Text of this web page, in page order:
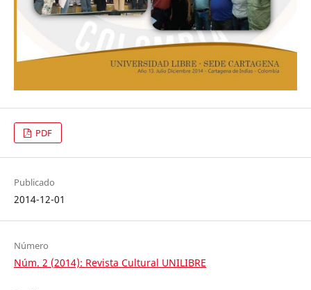
PDF
Publicado
2014-12-01
Número
Núm. 2 (2014): Revista Cultural UNILIBRE